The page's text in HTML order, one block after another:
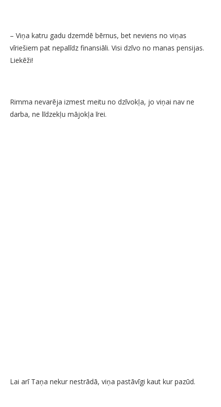
– Viņa katru gadu dzemdē bērnus, bet neviens no viņas
vīriešiem pat nepalīdz finansiāli. Visi dzīvo no manas pensijas.
Liekēži!
Rimma nevarēja izmest meitu no dzīvokļa, jo viņai nav ne
darba, ne līdzekļu mājokļa īrei.
Lai arī Taņa nekur nestrādā, viņa pastāvīgi kaut kur pazūd.